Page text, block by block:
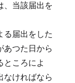
、当該届出を
る届出をした
あつた日から
ところによ
なければなら